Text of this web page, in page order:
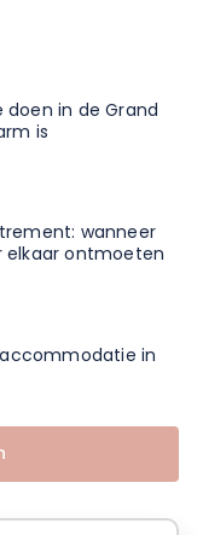
doen in de Grand
is
wanneer
elkaar ontmoeten
in